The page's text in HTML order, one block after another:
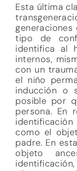
Esta última
generaciones
tipo de
identifica al
internos,
con un
el niño
inducción o
posible por
persona. En
como el
padre. En
objeto